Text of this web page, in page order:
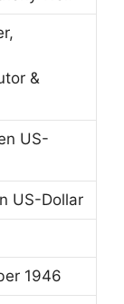
&
US-
US-Dollar
1946